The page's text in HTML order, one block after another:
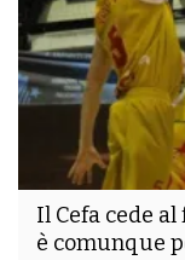
Il Cefa cede
è comunque